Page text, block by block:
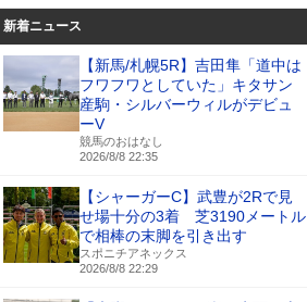
新着ニュース
【新馬/札幌5R】吉田隼「道中は
フワフワとしていた」キタサン
産駒・シルバーウィルがデビュ
ーV
競馬のおはなし
2026/8/8 22:35
【シャーガーC】武豊が2Rで見
せ場十分の3着 芝3190メートル
で相棒の末脚を引き出す
スポニチアネックス
2026/8/8 22:29